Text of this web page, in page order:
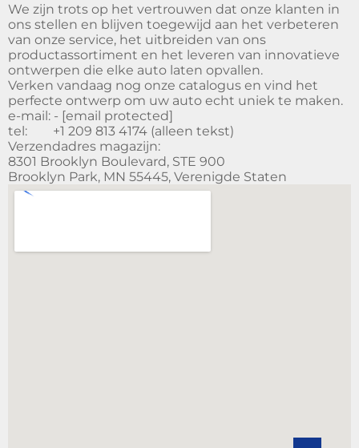
We zijn trots op het vertrouwen dat onze klanten in
ons stellen en blijven toegewijd aan het verbeteren
van onze service, het uitbreiden van ons
productassortiment en het leveren van innovatieve
ontwerpen die elke auto laten opvallen.
Verken vandaag nog onze catalogus en vind het
perfecte ontwerp om uw auto echt uniek te maken.
e-mail: - [email protected]
tel: +1 209 813 4174 (alleen tekst)
Verzendadres magazijn:
8301 Brooklyn Boulevard, STE 900
Brooklyn Park, MN 55445, Verenigde Staten